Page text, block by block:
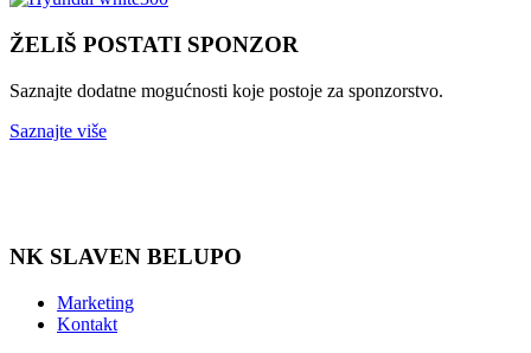
ŽELIŠ POSTATI SPONZOR
Saznajte dodatne mogućnosti koje postoje za sponzorstvo.
Saznajte više
NK SLAVEN BELUPO
Marketing
Kontakt